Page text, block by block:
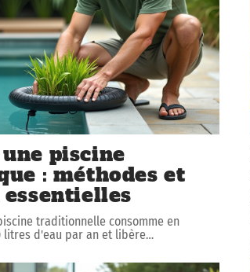
piscine
: méthodes et
essentielles
traditionnelle consomme en
litres d'eau par an et libère…